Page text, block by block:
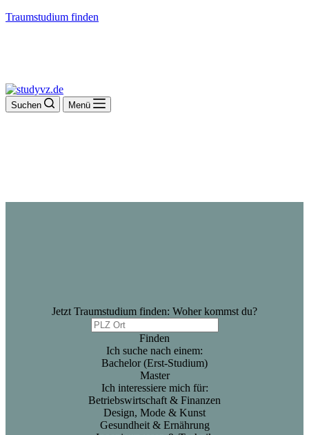
Traumstudium finden
Suchen Menü
Jetzt Traumstudium finden: Woher kommst du?
Finden
Ich suche nach einem:
Bachelor (Erst-Studium)
Master
Ich interessiere mich für:
Betriebswirtschaft & Finanzen
Design, Mode & Kunst
Gesundheit & Ernährung